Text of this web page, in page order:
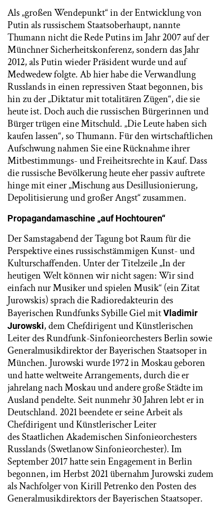
Als „großen Wendepunkt“ in der Entwicklung von
Putin als russischem Staatsoberhaupt, nannte
Thumann nicht die Rede Putins im Jahr 2007 auf der
Münchner Sicherheitskonferenz, sondern das Jahr
2012, als Putin wieder Präsident wurde und auf
Medwedew folgte. Ab hier habe die Verwandlung
Russlands in einen repressiven Staat begonnen, bis
hin zu der „Diktatur mit totalitären Zügen“, die sie
heute ist. Doch auch die russischen Bürgerinnen und
Bürger trügen eine Mitschuld. „Die Leute haben sich
kaufen lassen“, so Thumann. Für den wirtschaftlichen
Aufschwung nahmen Sie eine Rücknahme ihrer
Mitbestimmungs- und Freiheitsrechte in Kauf. Dass
die russische Bevölkerung heute eher passiv auftrete
hinge mit einer „Mischung aus Desillusionierung,
Depolitisierung und großer Angst“ zusammen.
Propagandamaschine „auf Hochtouren“
Der Samstagabend der Tagung bot Raum für die
Perspektive eines russischstämmigen Kunst- und
Kulturschaffenden. Unter der Titelzeile „In der
heutigen Welt können wir nicht sagen: Wir sind
einfach nur Musiker und spielen Musik“ (ein Zitat
Jurowskis) sprach die Radioredakteurin des
Bayerischen Rundfunks Sybille Giel mitVladimir
Jurowski, dem Chefdirigent und Künstlerischen
Leiter des Rundfunk-Sinfonieorchesters Berlin sowie
Generalmusikdirektor der Bayerischen Staatsoper in
München. Jurowski wurde 1972 in Moskau geboren
und hatte weltweite Arrangements, durch die er
jahrelang nach Moskau und andere große Städte im
Ausland pendelte. Seit nunmehr 30 Jahren lebt er in
Deutschland. 2021 beendete er seine Arbeit als
Chefdirigent und Künstlerischer Leiter
des Staatlichen Akademischen Sinfonieorchesters
Russlands (Swetlanow Sinfonieorchester). Im
September 2017 hatte sein Engagement in Berlin
begonnen, im Herbst 2021 übernahm Jurowski zudem
als Nachfolger von Kirill Petrenko den Posten des
Generalmusikdirektors der Bayerischen Staatsoper.